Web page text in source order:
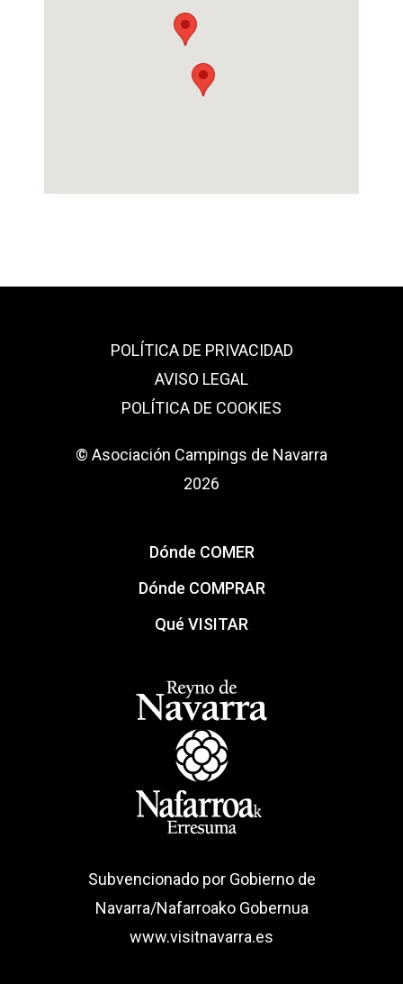
POLÍTICA DE PRIVACIDAD
AVISO LEGAL
POLÍTICA DE COOKIES
© Asociación Campings de Navarra
2026
Dónde COMER
Dónde COMPRAR
Qué VISITAR
Subvencionado por Gobierno de
Navarra/Nafarroako Gobernua
www.visitnavarra.es